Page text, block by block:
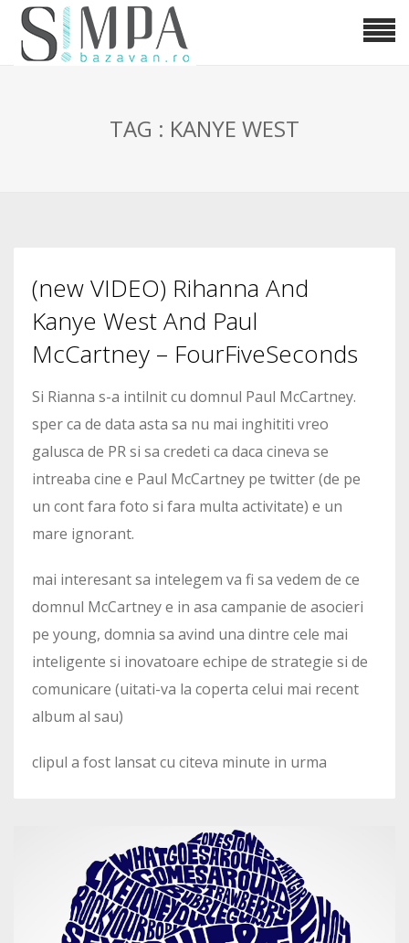
TAG : KANYE WEST
(new VIDEO) Rihanna And
Kanye West And Paul
McCartney – FourFiveSeconds
Si Rianna s-a intilnit cu domnul Paul McCartney.
sper ca de data asta sa nu mai inghititi vreo
galusca de PR si sa credeti ca daca cineva se
intreaba cine e Paul McCartney pe twitter (de pe
un cont fara foto si fara multa activitate) e un
mare ignorant.
mai interesant sa intelegem va fi sa vedem de ce
domnul McCartney e in asa campanie de asocieri
pe young, domnia sa avind una dintre cele mai
inteligente si inovatoare echipe de strategie si de
comunicare (uitati-va la coperta celui mai recent
album al sau)
clipul a fost lansat cu citeva minute in urma